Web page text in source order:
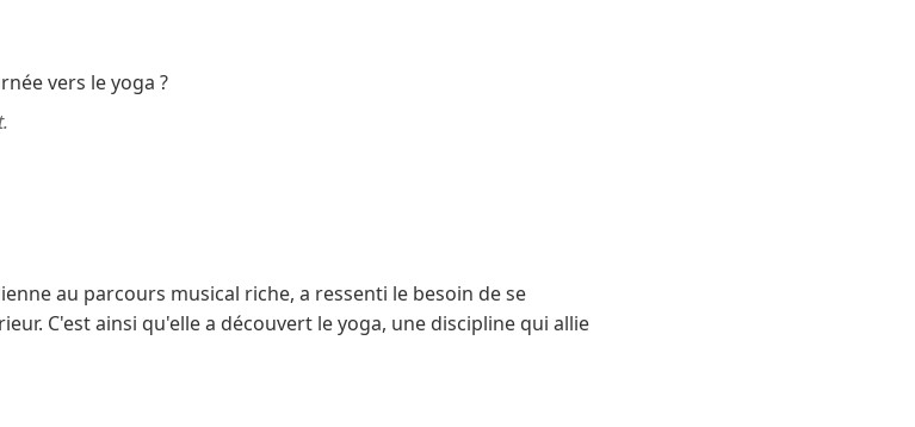
au parcours musical riche, a ressenti le besoin de se
C'est ainsi qu'elle a découvert le yoga, une discipline qui allie